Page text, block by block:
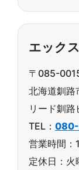
エック
〒085-
北海道釧路
リード釧路
TEL：
営業時間
定休日：火